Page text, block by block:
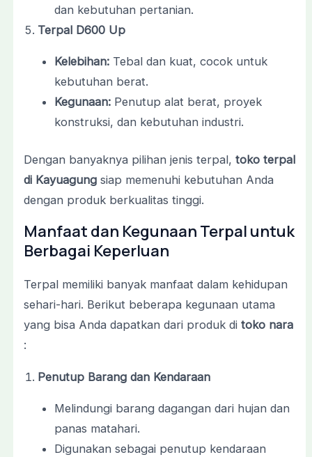
dan kebutuhan pertanian.
Terpal D600 Up
Kelebihan: Tebal dan kuat, cocok untuk
kebutuhan berat.
Kegunaan: Penutup alat berat, proyek
konstruksi, dan kebutuhan industri.
Dengan banyaknya pilihan jenis terpal, toko terpal
di Kayuagungsiap memenuhi kebutuhan Anda
dengan produk berkualitas tinggi.
Manfaat dan Kegunaan Terpal untuk
Berbagai Keperluan
Terpal memiliki banyak manfaat dalam kehidupan
sehari-hari. Berikut beberapa kegunaan utama
yang bisa Anda dapatkan dari produk di toko nara
:
Penutup Barang dan Kendaraan
Melindungi barang dagangan dari hujan dan
panas matahari.
Digunakan sebagai penutup kendaraan